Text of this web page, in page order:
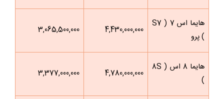
هایما اس 7 ( S7
) پرو
4,430,000,000
3,065,500,000
هایما 8 اس ( 8S
)
4,780,000,000
3,377,000,000